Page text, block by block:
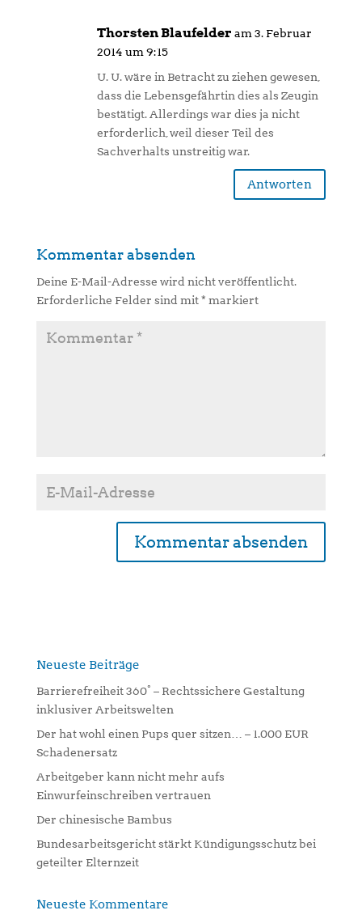
Thorsten Blaufelder am 3. Februar
2014 um 9:15
U. U. wäre in Betracht zu ziehen gewesen,
dass die Lebensgefährtin dies als Zeugin
bestätigt. Allerdings war dies ja nicht
erforderlich, weil dieser Teil des
Sachverhalts unstreitig war.
Antworten
Kommentar absenden
Deine E-Mail-Adresse wird nicht veröffentlicht.
Erforderliche Felder sind mit* markiert
n
v
e
:
Neueste Beiträge
Barrierefreiheit 360° – Rechtssichere Gestaltung
inklusiver Arbeitswelten
Der hat wohl einen Pups quer sitzen… – 1.000 EUR
Schadenersatz
Arbeitgeber kann nicht mehr aufs
Einwurfeinschreiben vertrauen
Der chinesische Bambus
Bundesarbeitsgericht stärkt Kündigungsschutz bei
geteilter Elternzeit
Neueste Kommentare